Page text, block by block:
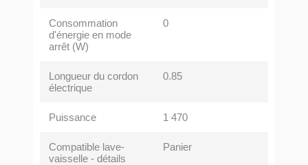
Consommation
d'énergie en mode
arrêt (W)
0
Longueur du cordon
électrique
0.85
Puissance 1 470
Compatible lave-
vaisselle - détails
Panier